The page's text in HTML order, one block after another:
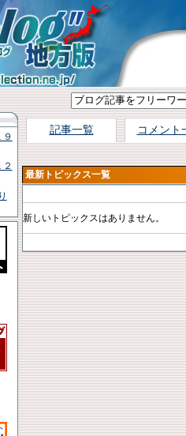
記事一覧 コメント
最新トピックス一覧
新しいトピックスはありません。